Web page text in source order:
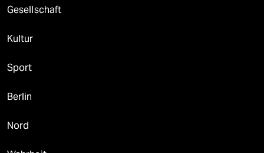
Gesellschaft
Kultur
Sport
Berlin
Nord